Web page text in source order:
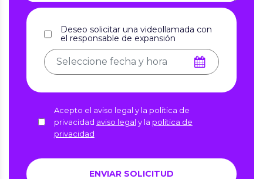
Deseo solicitar una videollamada con
el responsable de expansión
Acepto el aviso legal y la política de
privacidad aviso legal y la política de
privacidad